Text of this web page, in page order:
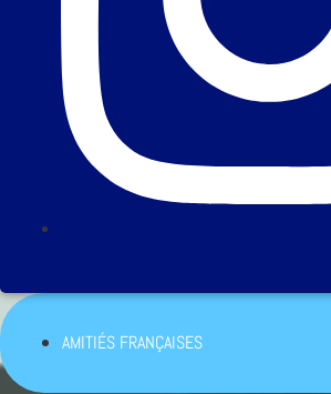
AMITIÉS FRANÇAISES